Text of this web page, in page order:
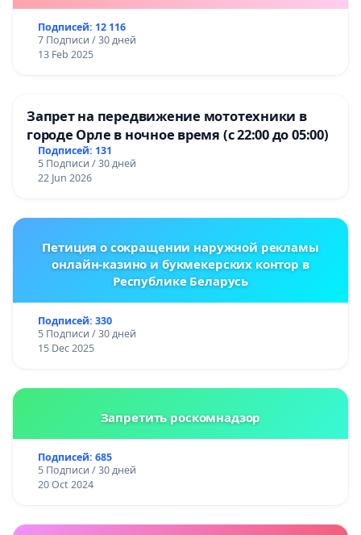
Подписей: 12 116
7 Подписи / 30 дней
13 Feb 2025
Запрет на передвижение мототехники в
городе Орле в ночное время (с 22:00 до 05:00)
Подписей: 131
5 Подписи / 30 дней
22 Jun 2026
Петиция о сокращении наружной рекламы
онлайн-казино и букмекерских контор в
Республике Беларусь
Подписей: 330
5 Подписи / 30 дней
15 Dec 2025
Запретить роскомнадзор
Подписей: 685
5 Подписи / 30 дней
20 Oct 2024